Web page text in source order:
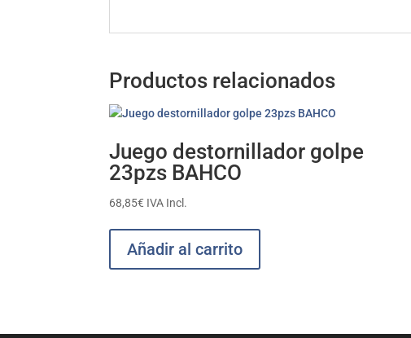
Productos relacionados
Juego destornillador golpe
23pzs BAHCO
68,85€ IVA Incl.
Añadir al carrito